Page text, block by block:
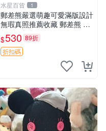
水星百貨 1
郵差熊嚴選萌趣可愛滿版設計
無瑕真照推薦收藏 郵差熊 熊
抱枕 紅薯啵啵間
$530 89折
折扣碼